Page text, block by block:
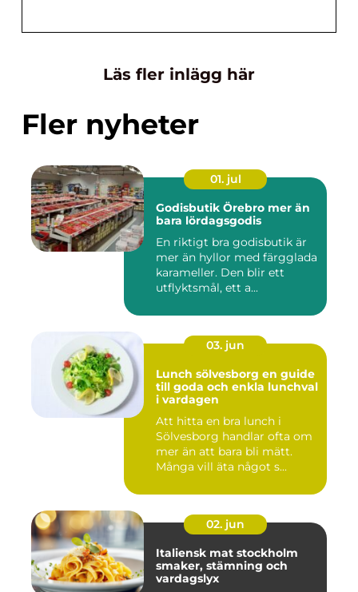
Läs fler inlägg här
Fler nyheter
01. jul
Godisbutik Örebro mer än
bara lördagsgodis
En riktigt bra godisbutik är
mer än hyllor med färgglada
karameller. Den blir ett
utflyktsmål, ett a...
03. jun
Lunch sölvesborg en guide
till goda och enkla lunchval
i vardagen
Att hitta en bra lunch i
Sölvesborg handlar ofta om
mer än att bara bli mätt.
Många vill äta något s...
02. jun
Italiensk mat stockholm
smaker, stämning och
vardagslyx